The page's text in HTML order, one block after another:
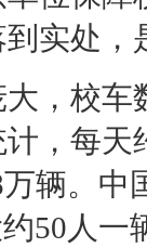
实处
校车
，每
辆。中
50人